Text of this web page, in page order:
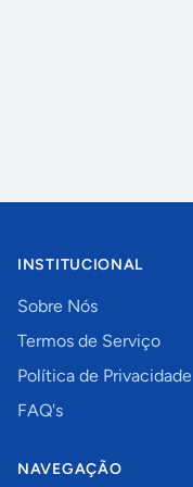
INSTITUCIONAL
Sobre Nós
Termos de Serviço
Política de Privacidade
FAQ's
NAVEGAÇÃO